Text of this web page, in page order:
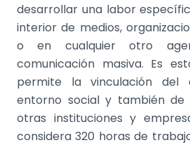
desarrollar una labor
interior de medios,
o en cualquier otro
comunicación masiva. Es
permite la vinculación del
entorno social y también de
otras instituciones y
considera 320 horas de